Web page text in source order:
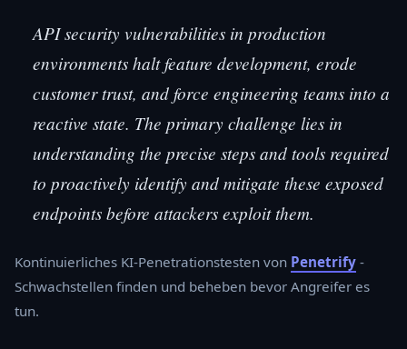
API security vulnerabilities in production
environments halt feature development, erode
customer trust, and force engineering teams into a
reactive state. The primary challenge lies in
understanding the precise steps and tools required
to proactively identify and mitigate these exposed
endpoints before attackers exploit them.
Kontinuierliches KI-Penetrationstesten von Penetrify -
Schwachstellen finden und beheben bevor Angreifer es
tun.